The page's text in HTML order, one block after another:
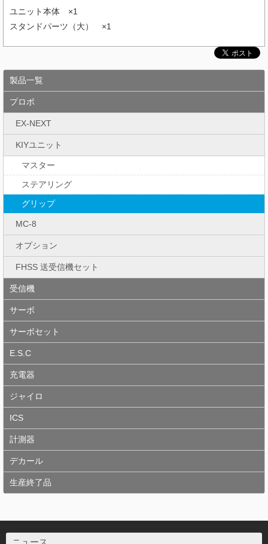
ユニット本体 ×1
スタンドパーツ（大） ×1
製品一覧
プロポ
EX-NEXT
KIYユニット
マスター
ステアリング
グリップ
MC-8
オプション
FHSS 送受信機セット
受信機
サーボ
サーボセット
E.S.C
充電器
ジャイロ
ICS
計測器
デカール
生産終了品